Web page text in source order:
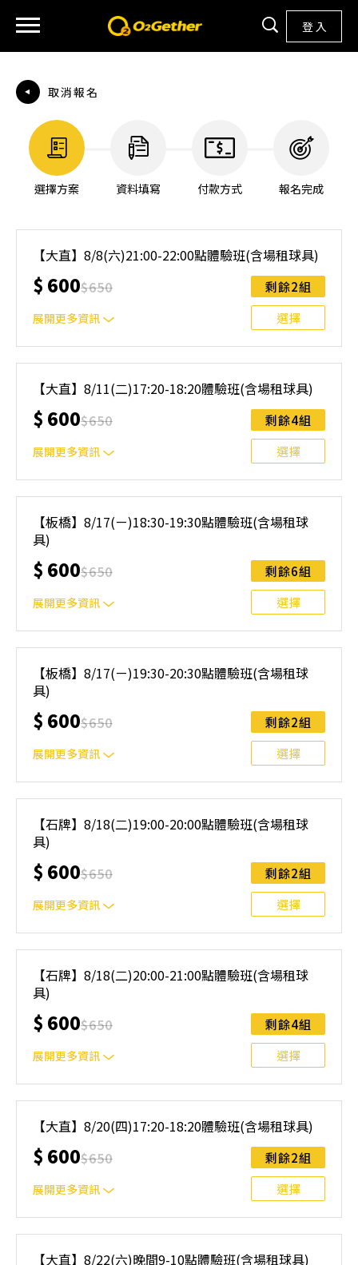
登 入
取消報名
選擇方案 資料填寫 付款方式 報名完成
【大直】8/8(六)21:00-22:00點體驗班(含場租球具)
$ 600$650
展開更多資訊
剩餘2組
選擇
制。歡迎邀請親友一同報名參加，享受團體運動樂趣！ 如
人數未達開班門檻，或因天候不佳無法如期舉行，POA將視
情況安排延期或併班處理。 ⚠️ 報名完成後，如因天候因素
無法上課，僅提供課程延期選項，恕不退費，請參閱【報名
與課程異動規則】。報名後視為您已同意上述規則。
【大直】8/11(二)17:20-18:20體驗班(含場租球具)
$ 600$650
展開更多資訊
剩餘4組
選擇
制。歡迎邀請親友一同報名參加，享受團體運動樂趣！ 如
人數未達開班門檻，或因天候不佳無法如期舉行，POA將視
情況安排延期或併班處理。 ⚠️ 報名完成後，如因天候因素
無法上課，僅提供課程延期選項，恕不退費，請參閱【報名
與課程異動規則】。報名後視為您已同意上述規則。
【板橋】8/17(ㄧ)18:30-19:30點體驗班(含場租球
具)
$ 600$650
展開更多資訊
剩餘6組
選擇
制。歡迎邀請親友一同報名參加，享受團體運動樂趣！ 如
人數未達開班門檻，或因天候不佳無法如期舉行，POA將視
情況安排延期或併班處理。 ⚠️ 報名完成後，如因天候因素
無法上課，僅提供課程延期選項，恕不退費，請參閱【報名
與課程異動規則】。報名後視為您已同意上述規則。
【板橋】8/17(ㄧ)19:30-20:30點體驗班(含場租球
具)
$ 600$650
展開更多資訊
剩餘2組
選擇
制。歡迎邀請親友一同報名參加，享受團體運動樂趣！ 如
人數未達開班門檻，或因天候不佳無法如期舉行，POA將視
情況安排延期或併班處理。 ⚠️ 報名完成後，如因天候因素
無法上課，僅提供課程延期選項，恕不退費，請參閱【報名
與課程異動規則】。報名後視為您已同意上述規則。
【石牌】8/18(二)19:00-20:00點體驗班(含場租球
具)
$ 600$650
展開更多資訊
剩餘2組
選擇
制。歡迎邀請親友一同報名參加，享受團體運動樂趣！ 如
人數未達開班門檻，或因天候不佳無法如期舉行，POA將視
情況安排延期或併班處理。 ⚠️ 報名完成後，如因天候因素
無法上課，僅提供課程延期選項，恕不退費，請參閱【報名
與課程異動規則】。報名後視為您已同意上述規則。
【石牌】8/18(二)20:00-21:00點體驗班(含場租球
具)
$ 600$650
展開更多資訊
剩餘4組
選擇
制。歡迎邀請親友一同報名參加，享受團體運動樂趣！ 如
人數未達開班門檻，或因天候不佳無法如期舉行，POA將視
情況安排延期或併班處理。 ⚠️ 報名完成後，如因天候因素
無法上課，僅提供課程延期選項，恕不退費，請參閱【報名
與課程異動規則】。報名後視為您已同意上述規則。
【大直】8/20(四)17:20-18:20體驗班(含場租球具)
$ 600$650
展開更多資訊
剩餘2組
選擇
制。歡迎邀請親友一同報名參加，享受團體運動樂趣！ 如
【大直】8/22(六)晚間9-10點體驗班(含場租球具)